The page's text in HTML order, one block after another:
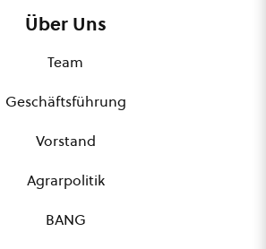
Über Uns
Team
Geschäftsführung
Vorstand
Agrarpolitik
BANG